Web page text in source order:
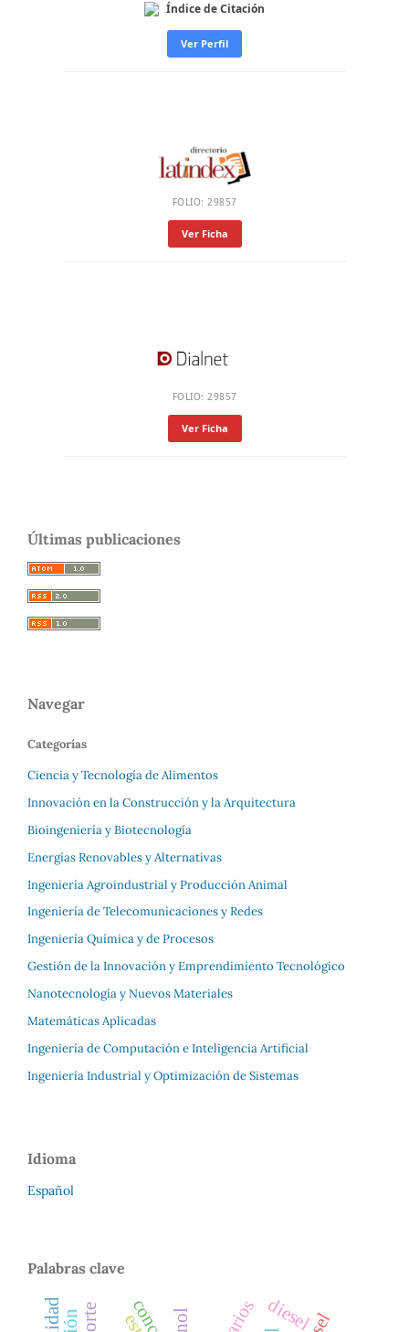
Índice de Citación
Ver Perfil
FOLIO: 29857
Ver Ficha
FOLIO: 29857
Ver Ficha
Últimas publicaciones
Navegar
Categorías
Ciencia y Tecnología de Alimentos
Innovación en la Construcción y la Arquitectura
Bioingeniería y Biotecnología
Energías Renovables y Alternativas
Ingeniería Agroindustrial y Producción Animal
Ingeniería de Telecomunicaciones y Redes
Ingeniería Química y de Procesos
Gestión de la Innovación y Emprendimiento Tecnológico
Nanotecnología y Nuevos Materiales
Matemáticas Aplicadas
Ingeniería de Computación e Inteligencia Artificial
Ingeniería Industrial y Optimización de Sistemas
Idioma
Español
Palabras clave
diesel